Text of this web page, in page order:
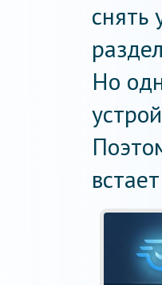
снять
Но